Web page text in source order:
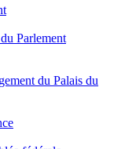
Parlement
du Palais du